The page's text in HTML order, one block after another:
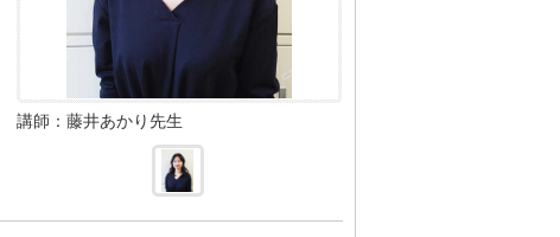
講師：藤井あかり先生